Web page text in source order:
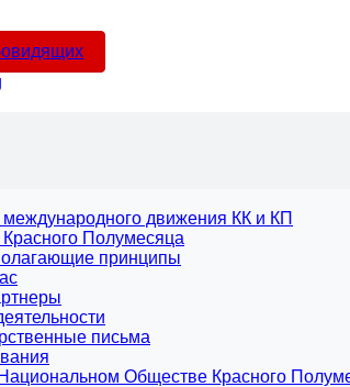
международного движения КК и КП
Красного Полумесяца
принципы
письма
Обществе Красного